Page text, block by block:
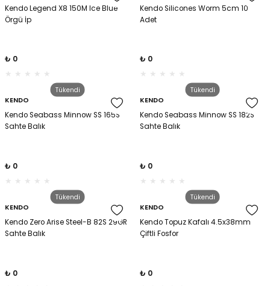
Kendo Legend X8 150M Ice Blue
Örgü İp
₺ 0
Kendo Silicones Worm 5cm 10
Adet
₺ 0
Tükendi
KENDO
Kendo Seabass Minnow SS 165S
Sahte Balık
₺ 0
Tükendi
KENDO
Kendo Seabass Minnow SS 182S
Sahte Balık
₺ 0
Tükendi
KENDO
Kendo Zero Arise Steel-B 82S 29GR
Sahte Balık
₺ 0
Tükendi
KENDO
Kendo Topuz Kafalı 4.5x38mm
Çiftli Fosfor
₺ 0